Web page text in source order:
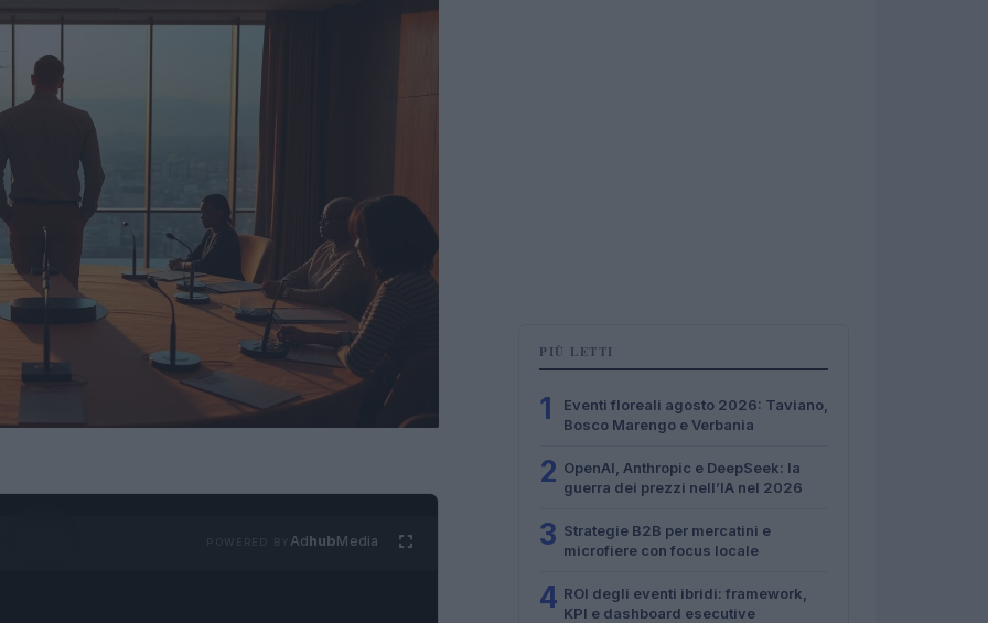
AdhubMedia
PIÙ LETTI
1
Eventi floreali agosto 2026: Taviano,
Bosco Marengo e Verbania
2 OpenAI, Anthropic e DeepSeek: la
guerra dei prezzi nell’IA nel 2026
3 Strategie B2B per mercatini e
microfiere con focus locale
4 ROI degli eventi ibridi: framework,
KPI e dashboard esecutive